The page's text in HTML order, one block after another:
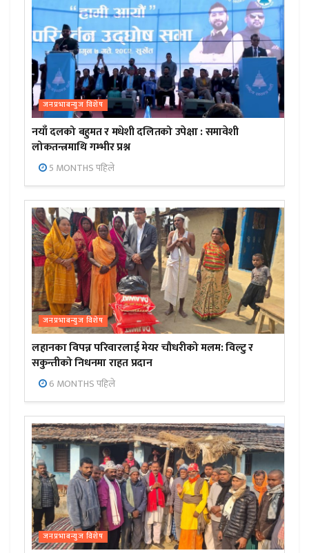
जनप्रभाबन्युज विशेष
नयाँ दलको बहुमत र मधेशी दलितको उपेक्षा : समावेशी
लोकतन्त्रमाथि गम्भीर प्रश्न
5 MONTHS पहिले
जनप्रभाबन्युज विशेष
लहानका विपन्न परिवारलाई मेयर चौधरीको मलम: विल्टु र
सकुन्तीको निधनमा राहत प्रदान
6 MONTHS पहिले
जनप्रभाबन्युज विशेष